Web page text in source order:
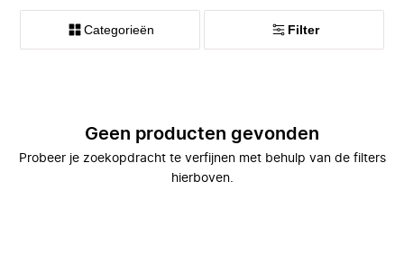
Categorieën Filter
Geen producten gevonden
Probeer je zoekopdracht te verfijnen met behulp van de filters
hierboven.